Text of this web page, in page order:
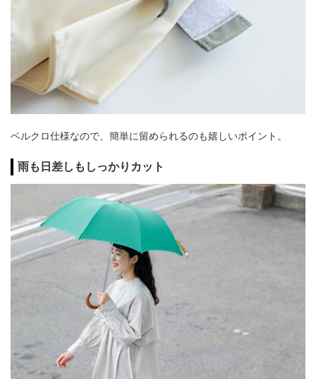
ベルクロ仕様なので、簡単に留められるのも嬉しいポイント。
雨も日差しもしっかりカット